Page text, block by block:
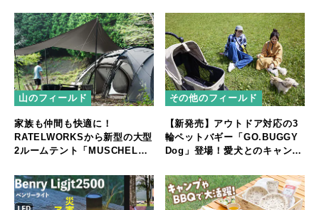
山のフィールド
家族も仲間も快適に！
RATELWORKSから新型の大型
2ルームテント「MUSCHEL」
その他のフィールド
【新発売】アウトドア対応の3
輪ペットバギー「GO.BUGGY
Dog」登場！愛犬とのキャンプ